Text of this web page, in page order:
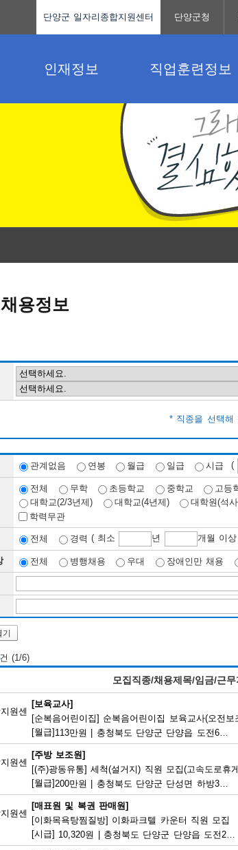
인재정보 직업훈련정보
단양군 일자리종합지원센터 단양군청
용정보
* 직종을 선택해
관계없음 연봉 월급 일급 시급 (
전체 무학 초등학교 중학교
고등
대학교(2/3년제)
대학교(4년제) 대학원(석
학력무관
전체 경력 ( 최소 년
전체 병행채용 우대 장애인만 채용
(1/6)
모집직종/채용제목/임금/근무
원센
[보육교사]
[순복음어린이집] 순복음어린이집 보육교사(오전보
[월급] 113만원 | 충청북도 단양군 단양읍 도전6길 8
원센
[주방 보조원]
[(주)광동유통] 세척(설거지) 직원 모집(고속도로휴
[월급] 200만원 | 충청북도 단양군 단성면 하방3길 100
원센
[매표원 및 복권 판매원]
[이화목욕탕찜질방] 이화파크텔 카운터 직원 모집
[시급] 10,320원 | 충청북도 단양군 단양읍 도전2로 12